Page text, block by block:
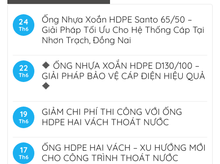
24
Th6
Ống Nhựa Xoắn HDPE Santo 65/50 –
Giải Pháp Tối Ưu Cho Hệ Thống Cáp Tại
Nhơn Trạch, Đồng Nai
22
Th6
🔶 ỐNG NHỰA XOẮN HDPE D130/100 –
GIẢI PHÁP BẢO VỆ CÁP ĐIỆN HIỆU QUẢ
🔶
19
Th6
GIẢM CHI PHÍ THI CÔNG VỚI ỐNG
HDPE HAI VÁCH THOÁT NƯỚC
17
Th6
ỐNG HDPE HAI VÁCH – XU HƯỚNG MỚI
CHO CÔNG TRÌNH THOÁT NƯỚC